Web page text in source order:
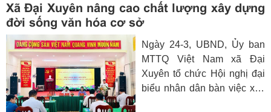
Xã Đại Xuyên nâng cao chất lượng xây dựng
đời sống văn hóa cơ sở
Ngày 24-3, UBND, Ủy ban
MTTQ Việt Nam xã Đại
Xuyên tổ chức Hội nghị đại
biểu nhân dân bàn việc xây